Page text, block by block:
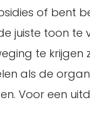
of bent
juiste toon te
te krijgen
als de
Voor een